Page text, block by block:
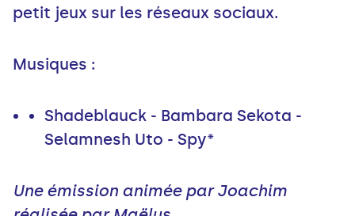
petit jeux sur les réseaux sociaux.
Musiques :
Shadeblauck - Bambara Sekota -
Selamnesh Uto - Spy*
Une émission animée par Joachim